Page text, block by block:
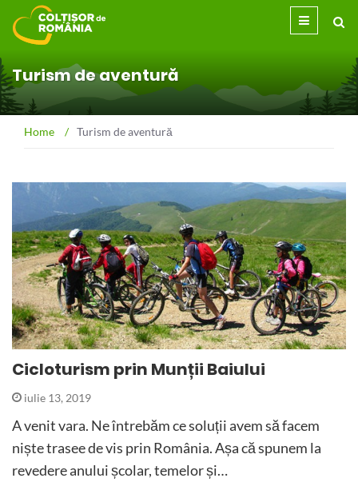
Turism de aventură
Home / Turism de aventură
Cicloturism prin Munții Baiului
iulie 13, 2019
A venit vara. Ne întrebăm ce soluții avem să facem
niște trasee de vis prin România. Așa că spunem la
revedere anului școlar, temelor și…